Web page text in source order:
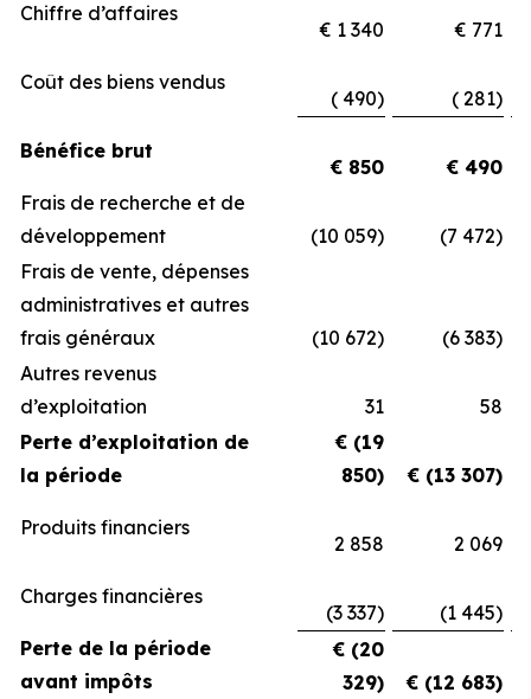
Chiffre d’affaires
€ 1 340 € 771
Coût des biens vendus
( 490) ( 281)
Bénéfice brut
€ 850 € 490
Frais de recherche et de
développement
(10 059) (7 472)
Frais de vente, dépenses
administratives et autres
frais généraux
(10 672) (6 383)
Autres revenus
d’exploitation
31
58
Perte d’exploitation de
la période
€ (19
850)
€ (13 307)
Produits financiers
2 858 2 069
Charges financières
(3 337)
(1 445)
Perte de la période
avant impôts
€ (20
329)
€ (12 683)